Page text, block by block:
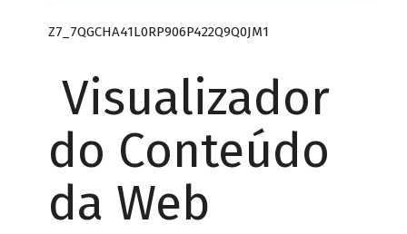
Z7_7QGCHA41L0RP906P422Q9Q0JM1
Visualizador
do Conteúdo
da Web